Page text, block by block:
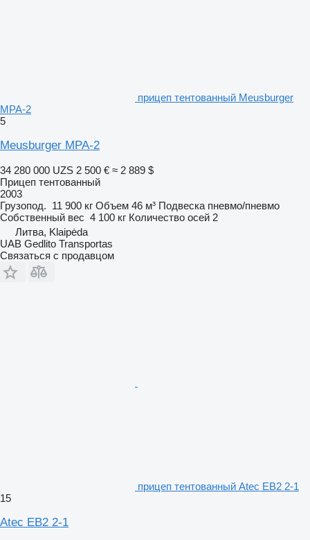
прицеп тентованный Meusburger
MPA-2
5
Meusburger MPA-2
34 280 000 UZS 2 500 € ≈ 2 889 $
Прицеп тентованный
2003
Грузопод. 11 900 кг Объем 46 м³ Подвеска пневмо/пневмо
Собственный вес 4 100 кг Количество осей 2
Литва, Klaipėda
UAB Gedlito Transportas
Связаться с продавцом
прицеп тентованный Atec EB2 2-1
15
Atec EB2 2-1